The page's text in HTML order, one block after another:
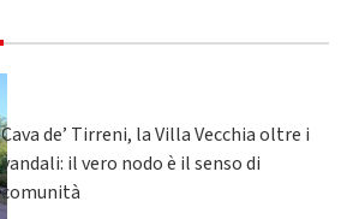
Cava de’ Tirreni, la Villa Vecchia oltre i
vandali: il vero nodo è il senso di
comunità